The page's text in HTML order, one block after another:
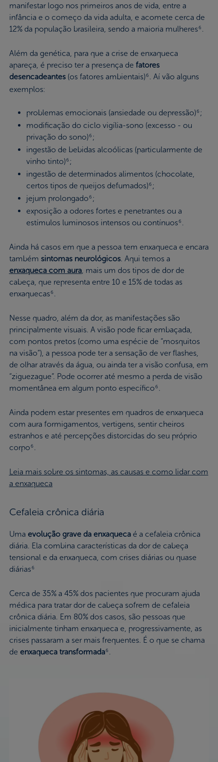
manifestar logo nos primeiros anos de vida, entre a
infância e o começo da vida adulta, e acomete cerca de
12% da população brasileira, sendo a maioria mulheres6 .
Além da genética, para que a crise de enxaqueca
apareça, é preciso ter a presença de fatores
desencadeantes(os fatores ambientais)6 . Aí vão alguns
exemplos:
problemas emocionais (ansiedade ou depressão)6 ;
modificação do ciclo vigília-sono (excesso - ou
privação do sono)6 ;
ingestão de bebidas alcoólicas (particularmente de
vinho tinto)6 ;
ingestão de determinados alimentos (chocolate,
certos tipos de queijos defumados)6 ;
jejum prolongado6 ;
exposição a odores fortes e penetrantes ou a
estímulos luminosos intensos ou contínuos6 .
Ainda há casos em que a pessoa tem enxaqueca e encara
também sintomas neurológicos. Aqui temos a
enxaqueca com aura, mais um dos tipos de dor de
cabeça, que representa entre 10 e 15% de todas as
enxaquecas6 .
Nesse quadro, além da dor, as manifestações são
principalmente visuais. A visão pode ficar embaçada,
com pontos pretos (como uma espécie de “mosquitos
na visão”), a pessoa pode ter a sensação de ver flashes,
de olhar através da água, ou ainda ter a visão confusa, em
“ziguezague”. Pode ocorrer até mesmo a perda de visão
momentânea em algum ponto específico6 .
Ainda podem estar presentes em quadros de enxaqueca
com aura formigamentos, vertigens, sentir cheiros
estranhos e até percepções distorcidas do seu próprio
corpo6 .
Leia mais sobre os sintomas, as causas e como lidar com
a enxaqueca
Cefaleia crônica diária
Uma evolução grave da enxaqueca é a cefaleia crônica
diária. Ela combina características da dor de cabeça
tensional e da enxaqueca, com crises diárias ou quase
diárias6
Cerca de 35% a 45% dos pacientes que procuram ajuda
médica para tratar dor de cabeça sofrem de cefaleia
crônica diária. Em 80% dos casos, são pessoas que
inicialmente tinham enxaqueca e, progressivamente, as
crises passaram a ser mais frequentes. É o que se chama
de enxaqueca transformada6 .